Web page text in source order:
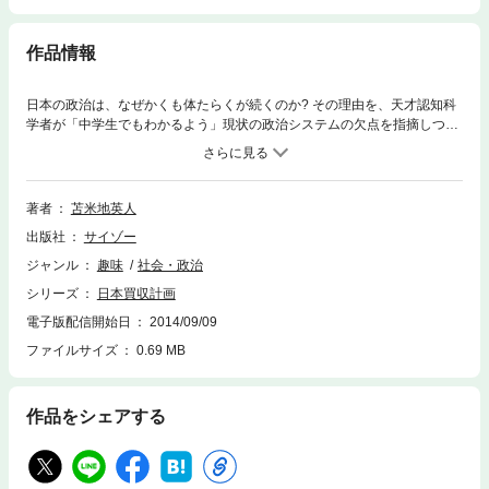
作品情報
日本の政治は、なぜかくも体たらくが続くのか? その理由を、天才認知科
学者が「中学生でもわかるよう」現状の政治システムの欠点を指摘しつ
つ、問題解決の画期的な施策を打ち出す。「政党政治」を脱却し、「国民
政治」を実現するために我々がするべきこと―それは我々が「合法的に」
日本を買収することだ!
著者
苫米地英人
出版社
サイゾー
ジャンル
趣味
社会・政治
シリーズ
日本買収計画
電子版配信開始日
2014/09/09
ファイルサイズ
0.69 MB
作品をシェアする